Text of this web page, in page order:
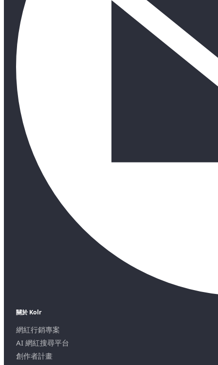
關於 Kolr
網紅行銷專案
AI 網紅搜尋平台
創作者計畫